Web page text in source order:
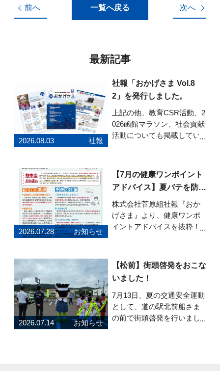
前へ 一覧へ戻る 次へ
最新記事
2026.08.03 社報
社報「おかげさま Vol.8
2」を発行しました。
上記の他、教育CSR活動、2
026函館マラソン、社会貢献
活動についても掲載してい
らから
2026.07.28 お知らせ
【7月の健康ワンポイント
アドバイス】夏バテを防ぐ
健康習慣
株式会社菅原組社報『おか
げさま』より、健康ワンポ
イントアドバイスを抜粋！7
健康習慣」です。 夏バテの
原因や熱中症との違い、暑
い季節を元気に乗り切るた
めのポイントを紹介してい
ます。 食事・睡眠・
2026.07.14 お知らせ
【松前】街頭啓発をおこな
いました！
7月13日、夏の交通安全運動
として、道の駅北前船さま
の前で街頭啓発を行いまし